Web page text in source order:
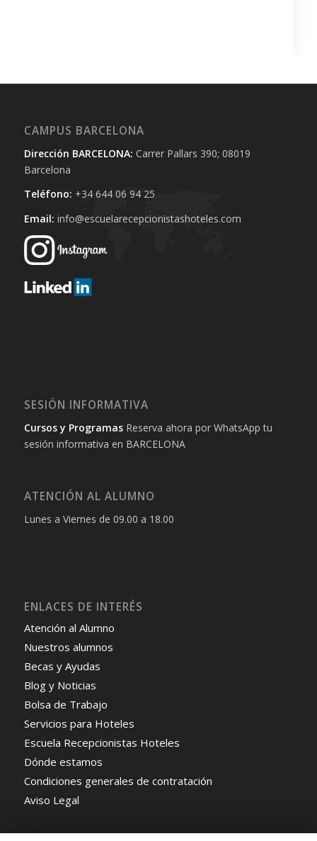
CAMPUS BARCELONA
Dirección BARCELONA: Carrer Pallars 390; 08019
Barcelona
Teléfono: +34 644 06 94 25‬
Email: info@escuelarecepcionistashoteles.com
SESIÓN INFORMATIVA
Cursos y ProgramasReserva ahora por WhatsApp tu
sesión informativa en BARCELONA
ATENCIÓN AL ALUMNO
Lunes a Viernes de 09.00 a 18.00
ENLACES DE INTERÉS
Atención al Alumno
Nuestros alumnos
Becas y Ayudas
Blog y Noticias
Bolsa de Trabajo
Servicios para Hoteles
Escuela Recepcionistas Hoteles
Dónde estamos
Condiciones generales de contratación
Aviso Legal